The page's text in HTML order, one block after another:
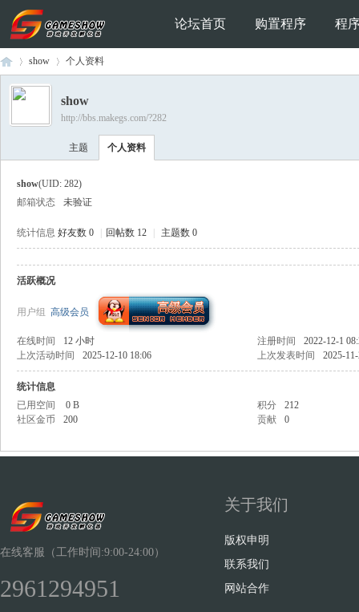
论坛首页 购置程序 程
Sh
›
show 个人资料
show
http://bbs.makegs.com/?282
主题 个人资料
show(UID: 282)
邮箱状态
未验证
统计信息 好友数 0 回帖数 12 主题数 0
活跃概况
用户组 高级会员
在线时间 12 小时 注册时间
2022-12-1
上次活动时间
2025-12-10 18:06 上次发表时间 2025-
统计信息
已用空间
0 B 积分
212
社区金币
200 贡献 0
在线客服（工作时间:9:00-24:00）
2961294951
关于我们
版权申明
联系我们
网站合作